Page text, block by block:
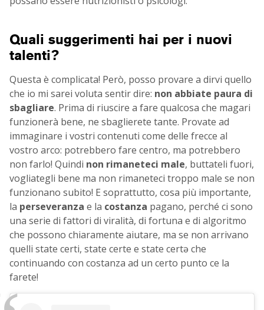
Quali suggerimenti hai per i nuovi
talenti?
Questa è complicata! Però, posso provare a dirvi quello
che io mi sarei voluta sentir dire: non abbiate paura di
sbagliare. Prima di riuscire a fare qualcosa che magari
funzionerà bene, ne sbaglierete tante. Provate ad
immaginare i vostri contenuti come delle frecce al
vostro arco: potrebbero fare centro, ma potrebbero
non farlo! Quindi non rimaneteci male, buttateli fuori,
vogliategli bene ma non rimaneteci troppo male se non
funzionano subito! E soprattutto, cosa più importante,
la perseveranza e la costanza pagano, perché ci sono
una serie di fattori di viralità, di fortuna e di algoritmo
che possono chiaramente aiutare, ma se non arrivano
quelli state certi, state certe e state certə che
continuando con costanza ad un certo punto ce la
farete!